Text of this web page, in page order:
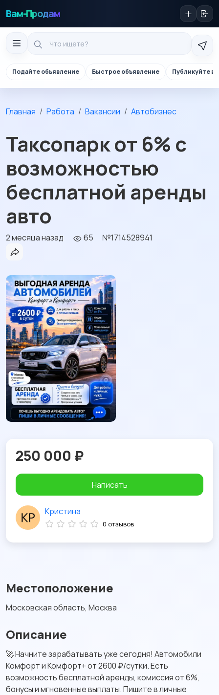
Вам-Продам
Подайте объявление Быстрое объявление Публикуйте в
Главная Работа Вакансии Автобизнес
Таксопарк от 6% с
возможностью
бесплатной аренды
авто
2 месяца назад 65 №1714528941
Местоположение
Московская область, Москва
Описание
🚀 Начните зарабатывать уже сегодня! Автомобили
Комфорт и Комфорт+ от 2600 ₽/сутки. Есть
возможность бесплатной аренды, комиссия от 6%,
бонусы и мгновенные выплаты. Пишите в личные
250 000 ₽
Написать
Кристина
0 отзывов